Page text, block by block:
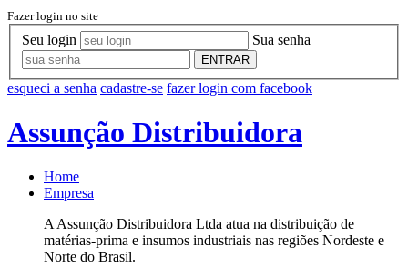
Fazer login no site
Seu login Sua senha
ENTRAR
esqueci a senha cadastre-se fazer login com facebook
Assunção Distribuidora
Home
Empresa
A Assunção Distribuidora Ltda atua na distribuição de
matérias-prima e insumos industriais nas regiões Nordeste e
Norte do Brasil.